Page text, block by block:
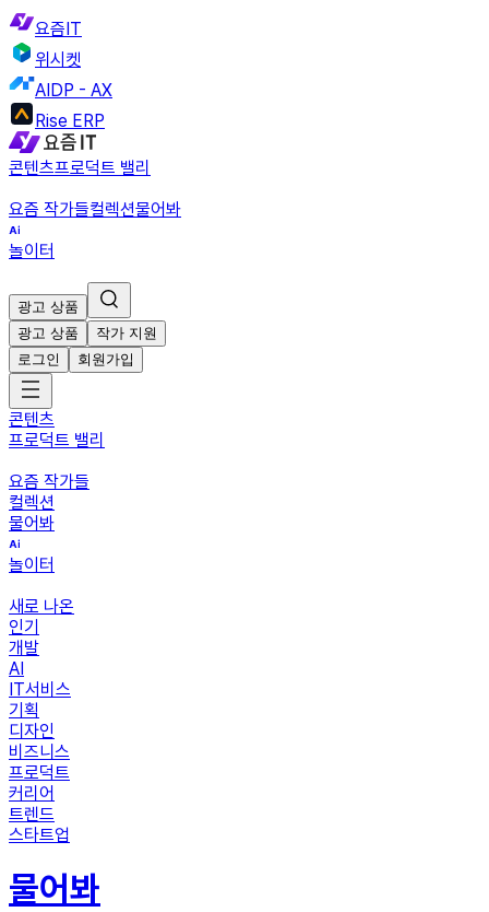
요즘IT
위시켓
AIDP - AX
Rise ERP
콘텐츠프로덕트 밸리
요즘 작가들컬렉션물어봐
놀이터
광고 상품
광고 상품
작가 지원
로그인
회원가입
콘텐츠
프로덕트 밸리
요즘 작가들
컬렉션
물어봐
놀이터
새로 나온
인기
개발
AI
IT서비스
기획
디자인
비즈니스
프로덕트
커리어
트렌드
스타트업
물어봐